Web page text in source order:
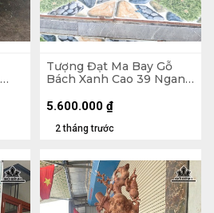
Tượng Đạt Ma Bay Gỗ
Bách Xanh Cao 39 Ngang
2 tháng trước
5.600.000 ₫